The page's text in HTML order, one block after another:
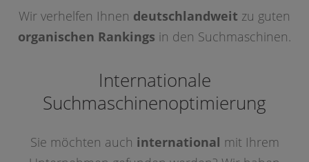
Wir verhelfen Ihnen deutschlandweit zu guten
organischen Rankings in den Suchmaschinen.
Internationale
Suchmaschinenoptimierung
Sie möchten auch international mit Ihrem